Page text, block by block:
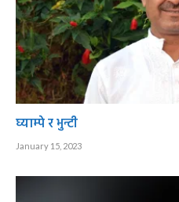
घ्याम्पे र भुन्टी
January 15, 2023